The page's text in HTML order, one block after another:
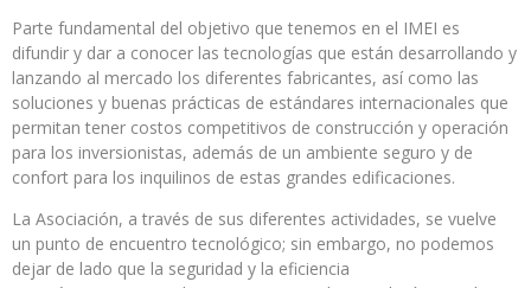
Parte fundamental del objetivo que tenemos en el IMEI es
difundir y dar a conocer las tecnologías que están desarrollando y
lanzando al mercado los diferentes fabricantes, así como las
soluciones y buenas prácticas de estándares internacionales que
permitan tener costos competitivos de construcción y operación
para los inversionistas, además de un ambiente seguro y de
confort para los inquilinos de estas grandes edificaciones.
La Asociación, a través de sus diferentes actividades, se vuelve
un punto de encuentro tecnológico; sin embargo, no podemos
dejar de lado que la seguridad y la eficiencia